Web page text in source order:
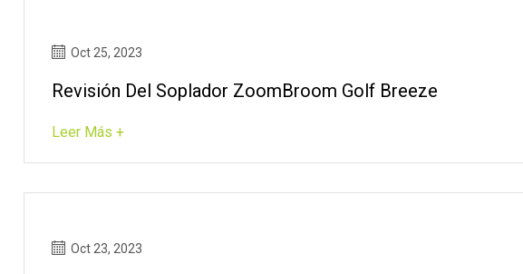
Oct 25, 2023
Revisión Del Soplador ZoomBroom Golf Breeze
Leer Más +
Oct 23, 2023